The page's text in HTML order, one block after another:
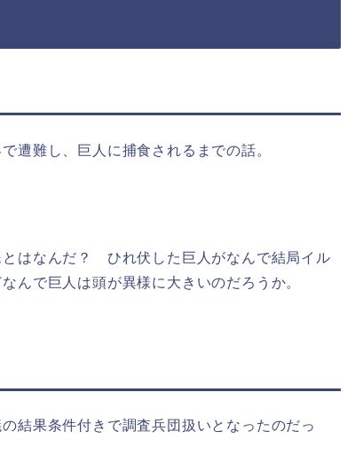
遭難し、巨人に捕食されるまでの話。
はなんだ？ ひれ伏した巨人がなんで結局イル
で巨人は頭が異様に大きいのだろうか。
結果条件付きで調査兵団扱いとなったのだっ